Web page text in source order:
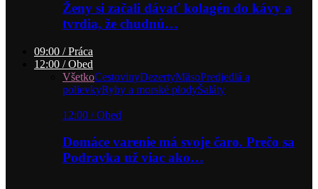
Ženy si začali dávať kolagén do kávy a
tvrdia, že chudnú…
09:00 / Práca
12:00 / Obed
VšetkoCestovinyDezertyMäsoPredjedlá a
polievkyRyby a morské plodyŠaláty
12:00 / Obed
Domáce varenie má svoje čaro. Prečo sa
Podravka už viac ako…